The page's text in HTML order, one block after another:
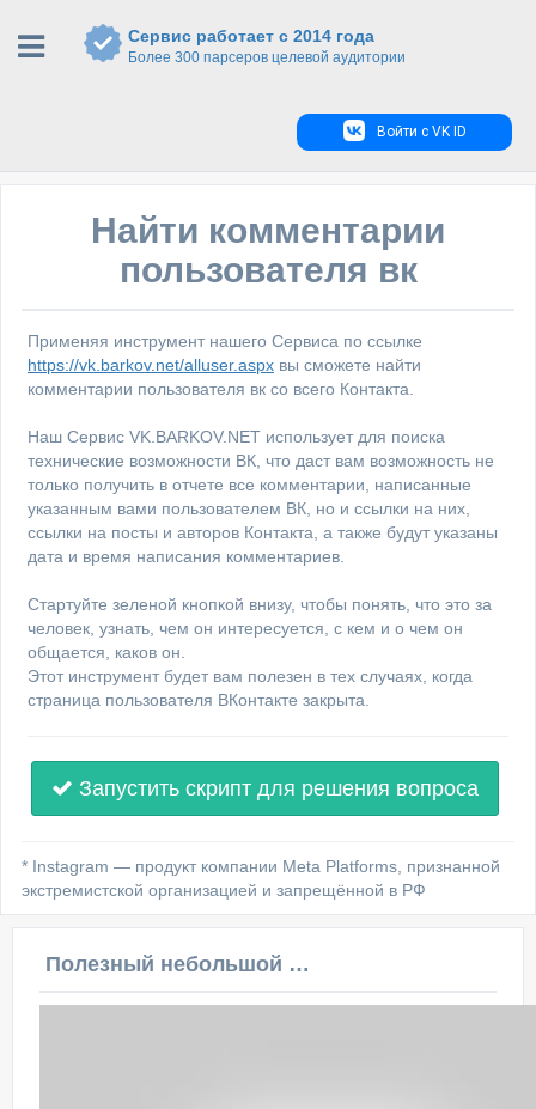
Сервис работает с 2014 года
Более 300 парсеров целевой аудитории
Войти с VK ID
Найти комментарии
пользователя вк
Применяя инструмент нашего Сервиса по ссылке
https://vk.barkov.net/alluser.aspx вы сможете найти
комментарии пользователя вк со всего Контакта.
Наш Сервис VK.BARKOV.NET использует для поиска
технические возможности ВК, что даст вам возможность не
только получить в отчете все комментарии, написанные
указанным вами пользователем ВК, но и ссылки на них,
ссылки на посты и авторов Контакта, а также будут указаны
дата и время написания комментариев.
Стартуйте зеленой кнопкой внизу, чтобы понять, что это за
человек, узнать, чем он интересуется, с кем и о чем он
общается, каков он.
Этот инструмент будет вам полезен в тех случаях, когда
страница пользователя ВКонтакте закрыта.
Запустить скрипт для решения вопроса
* Instagram — продукт компании Meta Platforms, признанной
экстремистской организацией и запрещённой в РФ
Полезный небольшой видеоурок по этой теме